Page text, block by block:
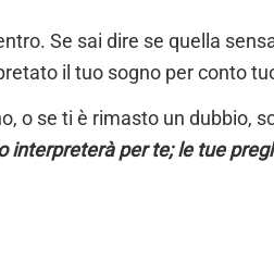
Se sai dire se quella
il tuo sogno per conto
o se ti è rimasto un dubbio,
interpreterà per te; le tue